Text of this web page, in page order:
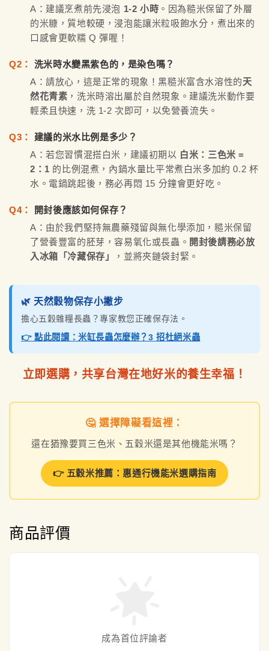
A：建議烹煮前先浸泡 1-2 小時 。因為糙米保留了外層
的米糠，質地較硬，浸泡能讓米粒吸飽水分，煮出來的
口感會更軟糯 Q 彈喔！
Q2：
洗米時水變黑紫色的，是染色嗎？
A：請放心，這是正常的現象！黑糙米富含水溶性的天
然花青素 ，洗米時溶出屬於自然現象。建議洗米動作要
輕柔且快速，洗 1-2 次即可，以免營養流失。
Q3：
建議的米水比例是多少？
A：若您習慣混搭白米，建議初期以 白米：三色米 =
2：1 的比例混煮，內鍋水量比平常煮白米多加約 0.2 杯
水。電鍋跳起後，務必再悶 15 分鐘會更好吃。
Q4：
開封後應該如何保存？
A：由於我們堅持無農藥殘留與無化學添加，糙米保留
了營養豐富的胚芽，容易氧化或長蟲。 開封後請務必放
入冰箱「冷藏保存」
，並將夾鏈袋封緊。
🌿 天然穀物保存小撇步
擔心五穀雜糧長蟲？專家教您正確保存法。
👉 點此閱讀：米缸長蟲怎麼辦？3 招杜絕米蟲
立即選購，共享台灣在地好米的養生幸福！
🤔 選擇障礙看這裡：
還在猶豫要買三色米、五穀米還是其他機能米嗎？
👉 五穀米推薦：惠通行機能米選購指南
商品評價
成為首位評論者